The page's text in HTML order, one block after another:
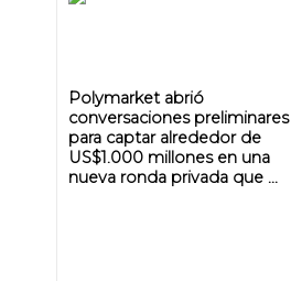
Polymarket abrió
conversaciones preliminares
para captar alrededor de
US$1.000 millones en una
nueva ronda privada que ...